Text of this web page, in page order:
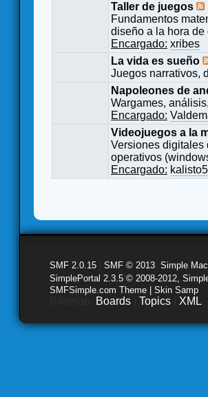
Taller de juegos
Fundamentos
diseño a la hora de
Encargado: xribes
La vida es sueño
Juegos narrativos,
Napoleones de
Wargames,
Encargado:
Videojuegos a la
Versiones digitales
operativos
Encargado:
SMF 2.0.15 SMF © 2013 Simple
SimplePortal 2.3.5 © 2008-2012,
SMFSimple.com Theme | Skin Samp
Boards Topics XML